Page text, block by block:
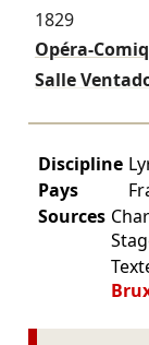
1829
Opéra-
Salle
Discipline
Pays
Sources